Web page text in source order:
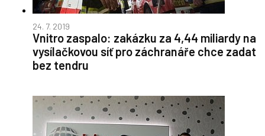
24. 7. 2019
Vnitro zaspalo: zakázku za 4,44 miliardy na
vysílačkovou síť pro záchranáře chce zadat
bez tendru